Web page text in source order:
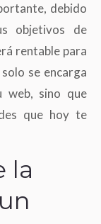
debido
objetivos de
rentable para
se encarga
web, sino que
que hoy te
la